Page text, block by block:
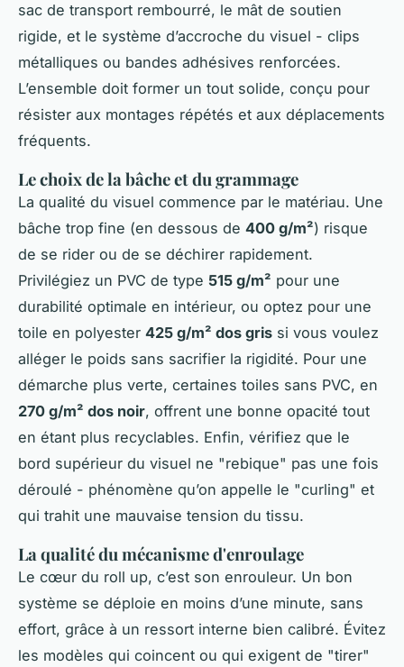
sac de transport rembourré, le mât de soutien
rigide, et le système d’accroche du visuel - clips
métalliques ou bandes adhésives renforcées.
L’ensemble doit former un tout solide, conçu pour
résister aux montages répétés et aux déplacements
fréquents.
Le choix de la bâche et du grammage
La qualité du visuel commence par le matériau. Une
bâche trop fine (en dessous de 400 g/m²) risque
de se rider ou de se déchirer rapidement.
Privilégiez un PVC de type 515 g/m² pour une
durabilité optimale en intérieur, ou optez pour une
toile en polyester 425 g/m² dos gris si vous voulez
alléger le poids sans sacrifier la rigidité. Pour une
démarche plus verte, certaines toiles sans PVC, en
270 g/m² dos noir, offrent une bonne opacité tout
en étant plus recyclables. Enfin, vérifiez que le
bord supérieur du visuel ne "rebique" pas une fois
déroulé - phénomène qu’on appelle le "curling" et
qui trahit une mauvaise tension du tissu.
La qualité du mécanisme d'enroulage
Le cœur du roll up, c’est son enrouleur. Un bon
système se déploie en moins d’une minute, sans
effort, grâce à un ressort interne bien calibré. Évitez
les modèles qui coincent ou qui exigent de "tirer"